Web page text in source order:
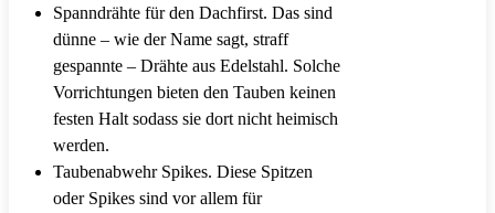
Spanndrähte für den Dachfirst. Das sind
dünne – wie der Name sagt, straff
gespannte – Drähte aus Edelstahl. Solche
Vorrichtungen bieten den Tauben keinen
festen Halt sodass sie dort nicht heimisch
werden.
Taubenabwehr Spikes. Diese Spitzen
oder Spikes sind vor allem für